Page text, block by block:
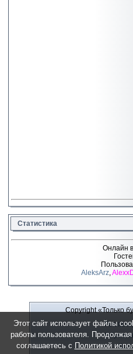
Статистика
Онлайн
AleksArz,
Copyright «Только
О
Этот сайт использует файлы
работы пользователя.
соглашаетесь с Политикой